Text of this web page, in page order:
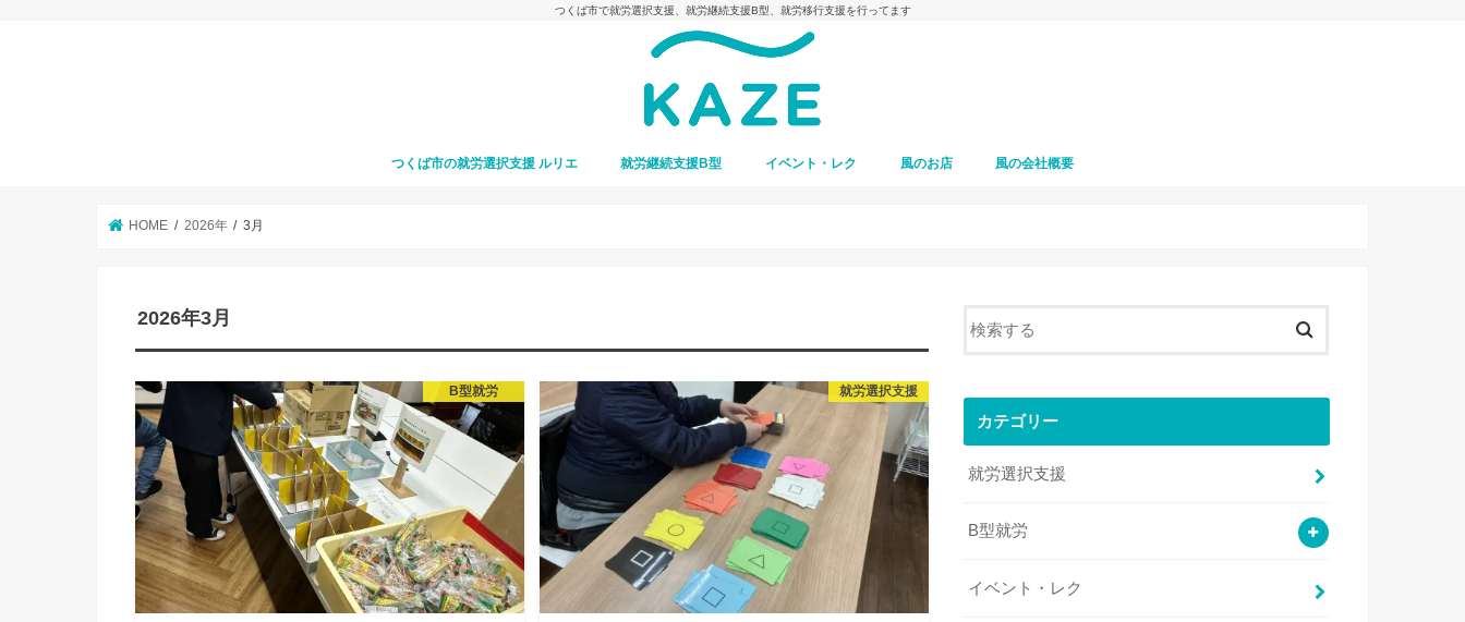
つくば市で就労選択支援、就労継続支援B型、就労移行支援を行ってます
つくば市の就労選択支援 ルリエ 就労継続支援B型 イベント・レク 風のお店 風の会社概要
HOME 2026年 3月
2026年3月
B型就労 就労選択支援
カテゴリー
就労選択支援
B型就労
イベント・レク